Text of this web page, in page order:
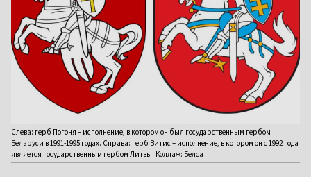
Слева: герб Погоня – исполнение, в котором он был государственным гербом
Беларуси в 1991-1995 годах. Справа: герб Витис – исполнение, в котором он с 1992 года
является государственным гербом Литвы. Коллаж: Белсат